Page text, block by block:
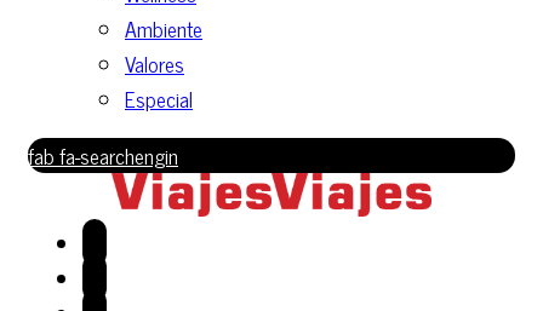
Ambiente
Valores
Especial
fab fa-searchengin